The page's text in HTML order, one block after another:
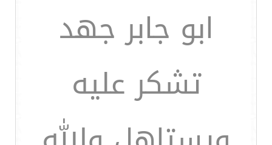
ابو جابر جهد
تشكر عليه